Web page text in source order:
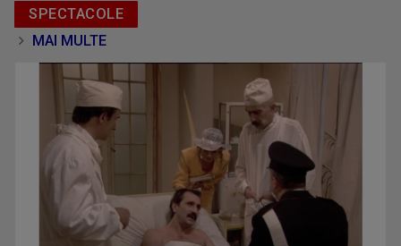
SPECTACOLE
MAI MULTE